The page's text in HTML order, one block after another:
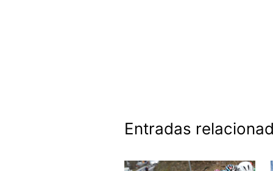
Entradas